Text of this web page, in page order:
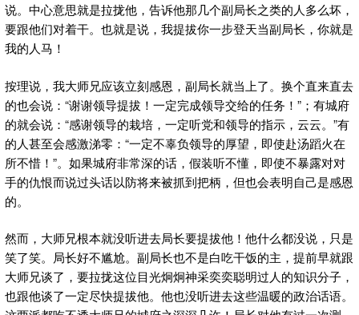
说。中心意思就是拉拢他，告诉他那几个副局长之类的人多么坏，
要跟他们对着干。也就是说，我提拔你一步登天当副局长，你就是
我的人马！
按理说，我大师兄应该立刻感恩，副局长就当上了。换个直来直去
的也会说：“谢谢领导提拔！一定完成领导交给的任务！”；有城府
的就会说：“感谢领导的栽培，一定听党和领导的指示，云云。”有
的人甚至会感激涕零：“一定不辜负领导的厚望，即使赴汤蹈火在
所不惜！”。如果城府非常深的话，假装听不懂，即使不暴露对对
手的仇恨而说过头话以防将来被抓到把柄，但也会表明自己是感恩
的。
然而，大师兄根本就没听进去局长要提拔他！他什么都没说，只是
笑了笑。局长好不尴尬。副局长也不是白吃干饭的主，提前早就跟
大师兄谈了，要拉拢这位目光炯炯神采奕奕聪明过人的知识分子，
也跟他谈了一定尽快提拔他。他也没听进去这些温暖的政治话语。